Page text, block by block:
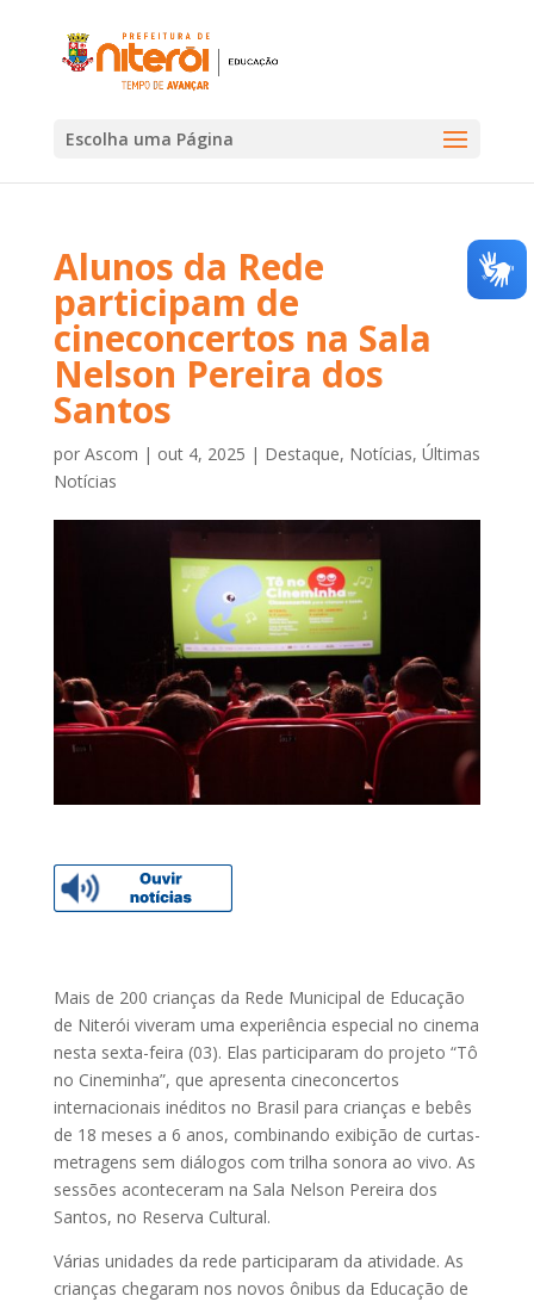
Escolha uma Página
Alunos da Rede
participam de
cineconcertos na Sala
Nelson Pereira dos
Santos
por Ascom | out 4, 2025 | Destaque, Notícias, Últimas
Notícias
Mais de 200 crianças da Rede Municipal de Educação
de Niterói viveram uma experiência especial no cinema
nesta sexta-feira (03). Elas participaram do projeto “Tô
no Cineminha”, que apresenta cineconcertos
internacionais inéditos no Brasil para crianças e bebês
de 18 meses a 6 anos, combinando exibição de curtas-
metragens sem diálogos com trilha sonora ao vivo. As
sessões aconteceram na Sala Nelson Pereira dos
Santos, no Reserva Cultural.
Várias unidades da rede participaram da atividade. As
crianças chegaram nos novos ônibus da Educação de